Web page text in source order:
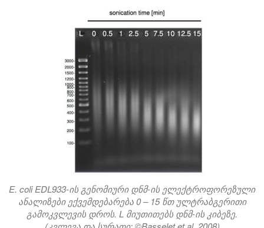
E. coli EDL933-ის გენომიური დნმ-ის ელექტროფორეზული
ანალიზები ექვემდებარება 0 – 15 წთ ულტრაბგერითი
გამოკვლევის დროს. L მიუთითებს დნმ-ის კიბეზე.